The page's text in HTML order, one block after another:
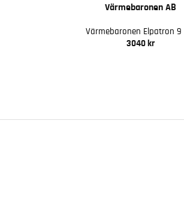
Värmebaronen AB
Värmebaronen Elpatron 9
3040 kr